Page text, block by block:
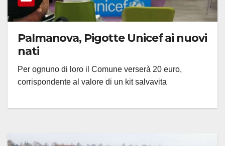
Palmanova, Pigotte Unicef ai nuovi
nati
Per ognuno di loro il Comune verserà 20 euro,
corrispondente al valore di un kit salvavita